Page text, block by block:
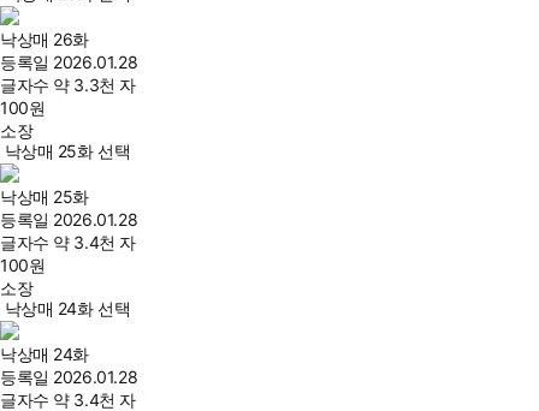
낙상매 26화
등록일 2026.01.28
글자수 약 3.3천 자
100원
소장
낙상매 25화 선택
낙상매 25화
등록일 2026.01.28
글자수 약 3.4천 자
100원
소장
낙상매 24화 선택
낙상매 24화
등록일 2026.01.28
글자수 약 3.4천 자